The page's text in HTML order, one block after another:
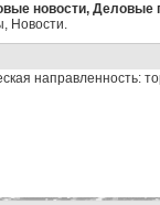
новости, Деловые
Новости.
направленность: